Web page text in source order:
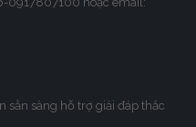
sẳn sàng hỗ trợ giải đáp thắc